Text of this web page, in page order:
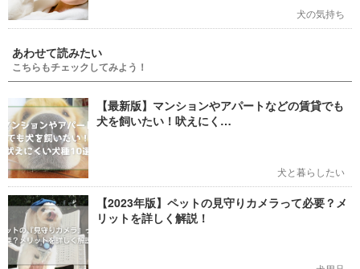
犬の気持ち
あわせて読みたい
こちらもチェックしてみよう！
【最新版】マンションやアパートなどの賃貸でも
犬を飼いたい！吠えにく…
犬と暮らしたい
【2023年版】ペットの見守りカメラって必要？メ
リットを詳しく解説！